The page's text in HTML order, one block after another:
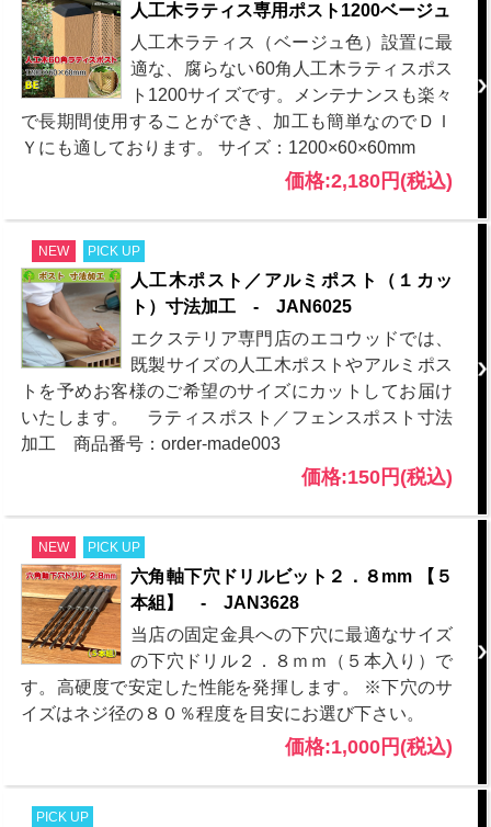
人工木ラティス専用ポスト1200ベージュ
人工木ラティス（ベージュ色）設置に最
適な、腐らない60角人工木ラティスポス
ト1200サイズです。メンテナンスも楽々
で長期間使用することができ、加工も簡単なのでＤＩ
Ｙにも適しております。 サイズ：1200×60×60mm
価格:2,180円(税込)
NEW PICK UP
人工木ポスト／アルミポスト（１カッ
ト）寸法加工 - JAN6025
エクステリア専門店のエコウッドでは、
既製サイズの人工木ポストやアルミポス
トを予めお客様のご希望のサイズにカットしてお届け
いたします。 ラティスポスト／フェンスポスト寸法
加工 商品番号：order-made003
価格:150円(税込)
NEW PICK UP
六角軸下穴ドリルビット２．８mm 【５
本組】 - JAN3628
当店の固定金具への下穴に最適なサイズ
の下穴ドリル２．８ｍｍ（５本入り）で
す。高硬度で安定した性能を発揮します。 ※下穴のサ
イズはネジ径の８０％程度を目安にお選び下さい。
価格:1,000円(税込)
PICK UP